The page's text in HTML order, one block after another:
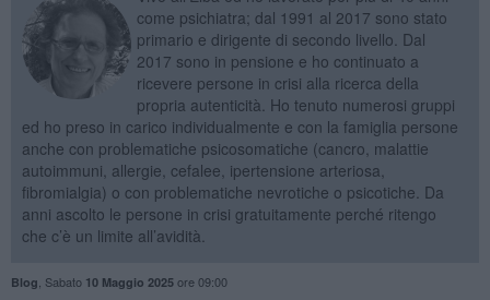
come psichiatra; dal 1991 al 2017 sono stato
primario e dirigente di secondo livello. Dal
2017 sono in pensione e ho continuato a
ricevere persone in crisi alla ricerca della
propria autenticità. Ho tenuto numerosi gruppi
ed ho preso in carico individualmente e con la famiglia persone
anche con problematiche psicosomatiche (cancro, malattie
autoimmuni, allergie, cefalee, ipertensione arteriosa,
fibromialgia) o con problematiche nevrotiche o psicotiche. Da
anni ascolto le persone in crisi gratuitamente perché ritengo
che c’è un limite all’avidità.
Blog Sabato 10 Maggio 2025ore 09:00